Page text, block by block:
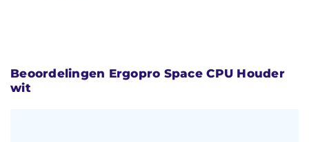
Beoordelingen Ergopro Space CPU Houder
wit